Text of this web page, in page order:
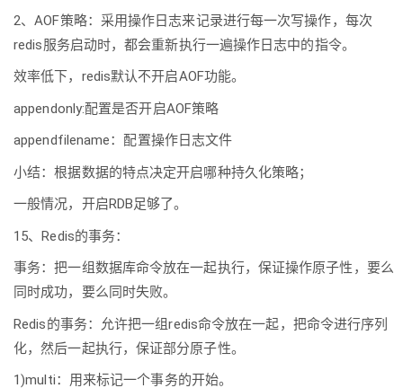
2、AOF策略：采用操作日志来记录进行每一次写操作，每次
redis服务启动时，都会重新执行一遍操作日志中的指令。
效率低下，redis默认不开启AOF功能。
appendonly:配置是否开启AOF策略
appendfilename：配置操作日志文件
小结：根据数据的特点决定开启哪种持久化策略；
一般情况，开启RDB足够了。
15、Redis的事务：
事务：把一组数据库命令放在一起执行，保证操作原子性，要么
同时成功，要么同时失败。
Redis的事务：允许把一组redis命令放在一起，把命令进行序列
化，然后一起执行，保证部分原子性。
1)multi：用来标记一个事务的开始。